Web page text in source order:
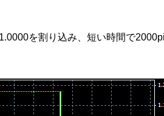
を割り込み、短い時間で